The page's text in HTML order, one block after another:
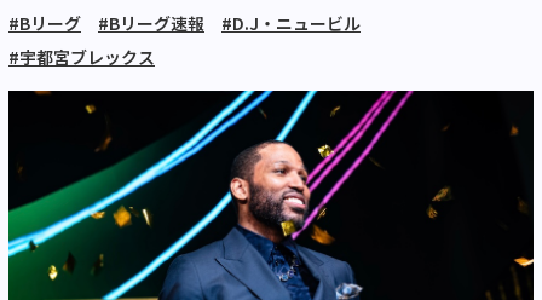
#Bリーグ #Bリーグ速報
#D.J・ニュービル
#宇都宮ブレックス